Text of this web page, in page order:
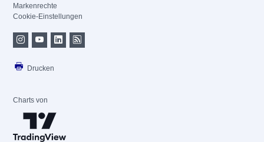
Markenrechte
Cookie-Einstellungen
Drucken
Charts von